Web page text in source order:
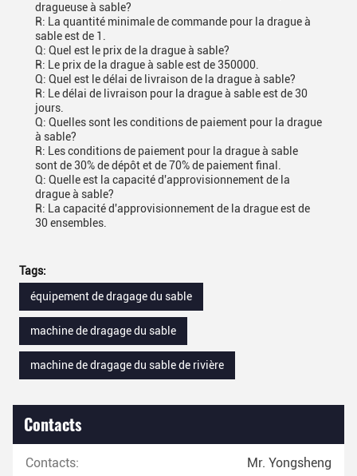
dragueuse à sable?
R: La quantité minimale de commande pour la drague à
sable est de 1.
Q: Quel est le prix de la drague à sable?
R: Le prix de la drague à sable est de 350000.
Q: Quel est le délai de livraison de la drague à sable?
R: Le délai de livraison pour la drague à sable est de 30
jours.
Q: Quelles sont les conditions de paiement pour la drague
à sable?
R: Les conditions de paiement pour la drague à sable
sont de 30% de dépôt et de 70% de paiement final.
Q: Quelle est la capacité d'approvisionnement de la
drague à sable?
R: La capacité d'approvisionnement de la drague est de
30 ensembles.
Tags:
équipement de dragage du sable
machine de dragage du sable
machine de dragage du sable de rivière
Contacts
Contacts: Mr. Yongsheng